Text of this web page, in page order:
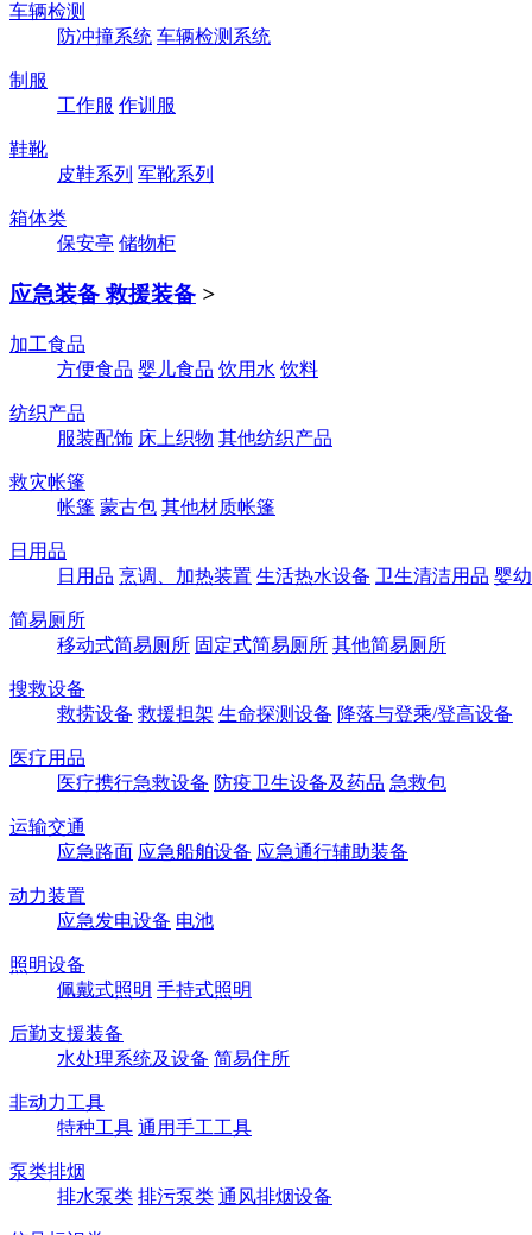
车辆检测
防冲撞系统 车辆检测系统
制服
工作服 作训服
鞋靴
皮鞋系列 军靴系列
箱体类
保安亭 储物柜
应急装备 救援装备 >
加工食品
方便食品 婴儿食品 饮用水 饮料
纺织产品
服装配饰 床上织物 其他纺织产品
救灾帐篷
帐篷 蒙古包 其他材质帐篷
日用品
日用品 烹调、加热装置 生活热水设备 卫生清洁用品 婴
简易厕所
移动式简易厕所 固定式简易厕所 其他简易厕所
搜救设备
救捞设备 救援担架 生命探测设备 降落与登乘/登高设备
医疗用品
医疗携行急救设备 防疫卫生设备及药品 急救包
运输交通
应急路面 应急船舶设备 应急通行辅助装备
动力装置
应急发电设备 电池
照明设备
佩戴式照明 手持式照明
后勤支援装备
水处理系统及设备 简易住所
非动力工具
特种工具 通用手工工具
泵类排烟
排水泵类 排污泵类 通风排烟设备